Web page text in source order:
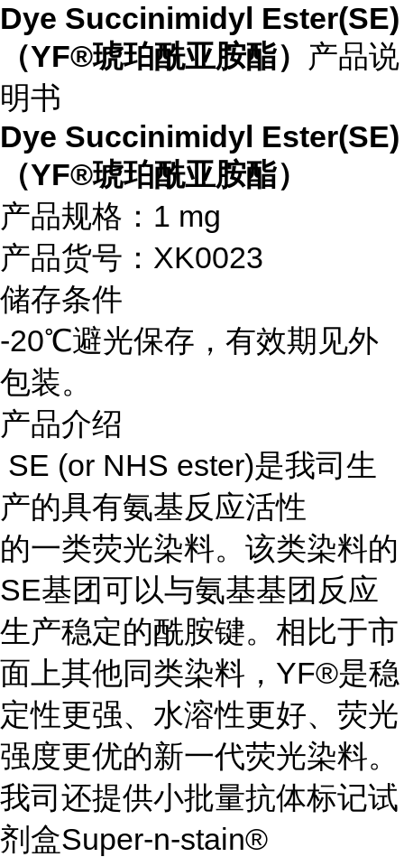
Dye Succinimidyl Ester(SE)
（YF®琥珀酰亚胺酯） 产品说
明书
Dye Succinimidyl Ester(SE)
（YF®琥珀酰亚胺酯）
产品规格：1 mg
产品货号：XK0023
储存条件
-20℃避光保存，有效期见外
包装。
产品介绍
SE (or NHS ester)是我司生
产的具有氨基反应活性
的一类荧光染料。该类染料的
SE基团可以与氨基基团反应
生产稳定的酰胺键。相比于市
面上其他同类染料，YF®是稳
定性更强、水溶性更好、荧光
强度更优的新一代荧光染料。
我司还提供小批量抗体标记试
剂盒Super-n-stain®